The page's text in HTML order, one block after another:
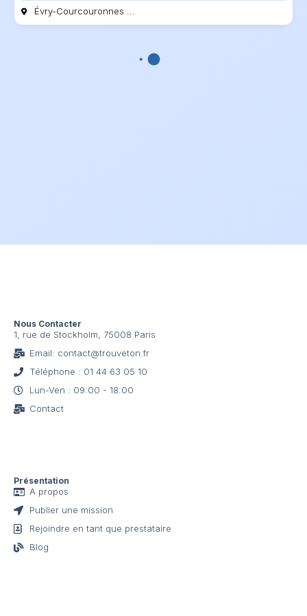
Présentation
A propos
Publier une mission
Rejoindre en tant que prestataire
Blog
Nous Contacter
1, rue de Stockholm, 75008 Paris
Email: contact@trouveton.fr
Téléphone : 01 44 63 05 10
Lun-Ven : 09:00 - 18:00
Contact